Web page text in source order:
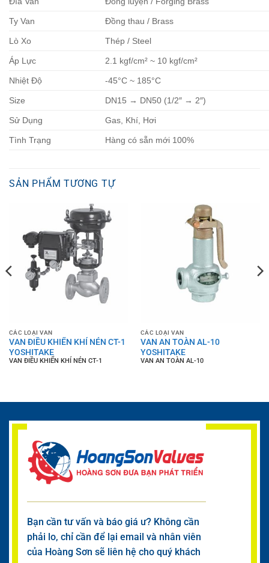
Ty Van Đồng thau / Brass
Lò Xo Thép / Steel
Áp Lực 2.1 kgf/cm² ~ 10 kgf/cm²
Nhiệt Độ -45°C ~ 185°C
Size DN15 → DN50 (1/2″ → 2″)
Sử Dụng Gas, Khí, Hơi
Tình Trạng Hàng có sẵn mới 100%
SẢN PHẨM TƯƠNG TỰ
CÁC LOẠI VAN
VAN ĐIỀU KHIỂN KHÍ NÉN CT-1
YOSHITAKE
VAN ĐIỀU KHIỂN KHÍ NÉN CT-1
CÁC LOẠI VAN
VAN AN TOÀN AL-10
YOSHITAKE
VAN AN TOÀN AL-10
Bạn cần tư vấn và báo giá ư? Không cần
phải lo, chỉ cần để lại email và nhân viên
của Hoàng Sơn sẽ liên hệ cho quý khách